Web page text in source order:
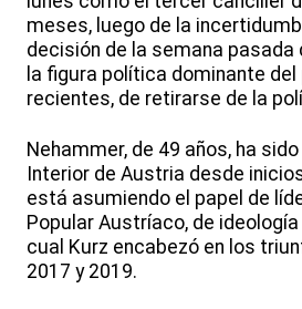
meses, luego de la
decisión de la semana pasada
la figura política dominante del
recientes, de retirarse de la
Nehammer, de 49 años, ha
Interior de Austria desde
está asumiendo el papel de
Popular Austríaco, de ideología
cual Kurz encabezó en los
2017 y 2019.